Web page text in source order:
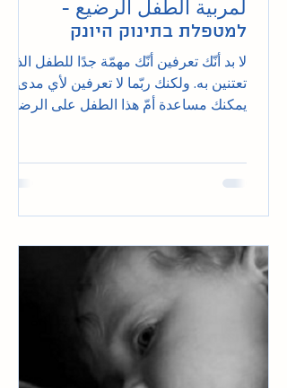
لمربية الطفل الرضيع -
למטפלת בתינוק היונק
لا بد أنّك تعرفين أنّك مهمّة جدًا للطفل الذي
تعتنين به. ولكنك ربّما لا تعرفين لأي مدى
يمكنك مساعدة أمّ هذا الطفل على